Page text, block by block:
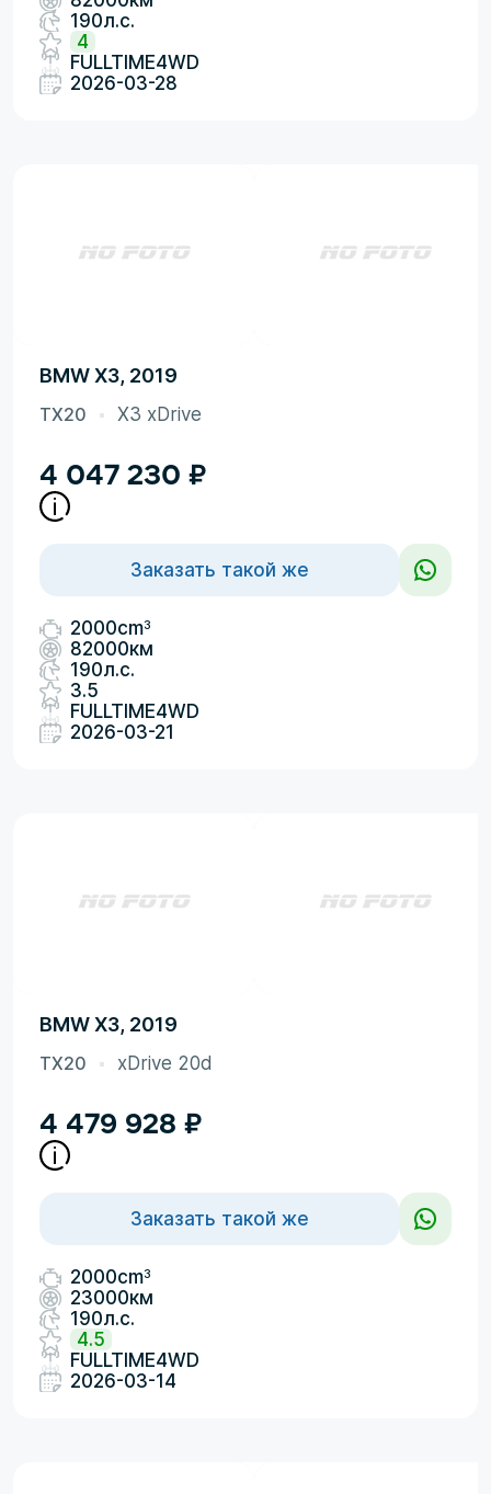
190л.с.
4
FULLTIME4WD
2026-03-28
BMW X3, 2019
TX20 X3 xDrive
4 047 230 ₽
Заказать такой же
2000cm3
82000км
190л.с.
3.5
FULLTIME4WD
2026-03-21
BMW X3, 2019
TX20 xDrive 20d
4 479 928 ₽
Заказать такой же
2000cm3
23000км
190л.с.
4.5
FULLTIME4WD
2026-03-14